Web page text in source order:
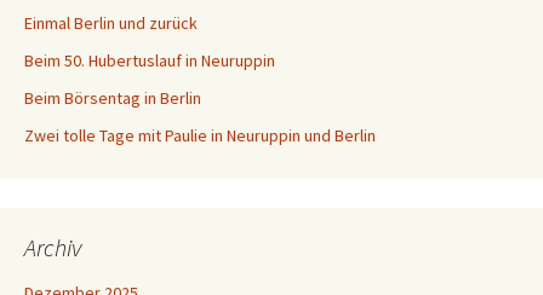
Einmal Berlin und zurück
Beim 50. Hubertuslauf in Neuruppin
Beim Börsentag in Berlin
Zwei tolle Tage mit Paulie in Neuruppin und Berlin
Archiv